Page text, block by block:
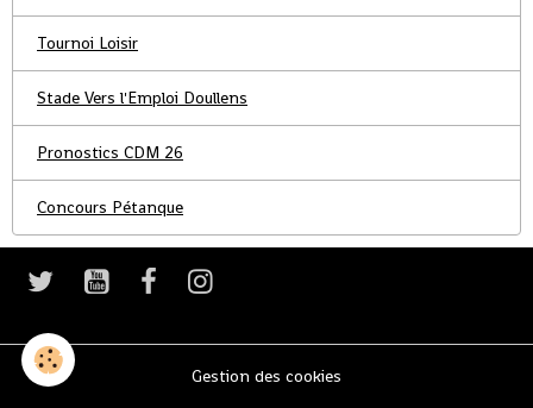
Tournoi Loisir
Stade Vers l'Emploi Doullens
Pronostics CDM 26
Concours Pétanque
Gestion des cookies